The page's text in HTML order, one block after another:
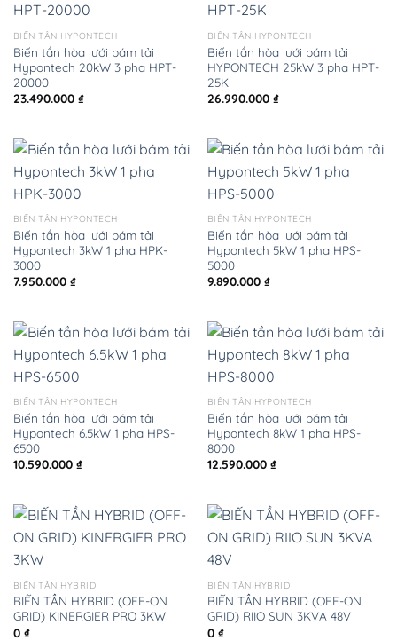
BIẾN TẦN HYPONTECH
Biến tần hòa lưới bám tải
Hypontech 20kW 3 pha HPT-
20000
23.490.000 ₫
BIẾN TẦN HYPONTECH
Biến tần hòa lưới bám tải
HYPONTECH 25kW 3 pha HPT-
25K
26.990.000 ₫
BIẾN TẦN HYPONTECH
Biến tần hòa lưới bám tải
Hypontech 3kW 1 pha HPK-
3000
7.950.000 ₫
BIẾN TẦN HYPONTECH
Biến tần hòa lưới bám tải
Hypontech 5kW 1 pha HPS-
5000
9.890.000 ₫
BIẾN TẦN HYPONTECH
Biến tần hòa lưới bám tải
Hypontech 6.5kW 1 pha HPS-
6500
10.590.000 ₫
BIẾN TẦN HYPONTECH
Biến tần hòa lưới bám tải
Hypontech 8kW 1 pha HPS-
8000
12.590.000 ₫
BIẾN TẦN HYBRID
BIẾN TẦN HYBRID (OFF-ON
GRID) KINERGIER PRO 3KW
0 ₫
BIẾN TẦN HYBRID
BIẾN TẦN HYBRID (OFF-ON
GRID) RIIO SUN 3KVA 48V
0 ₫